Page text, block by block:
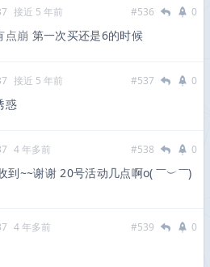
接近 5 年前 #536 0
点崩 第一次买还是6的时候
接近 5 年前 #537 0
惑
4 年多前 #538 0
到~~谢谢 20号活动几点啊o( ￣︶￣)
4 年多前 #539 0